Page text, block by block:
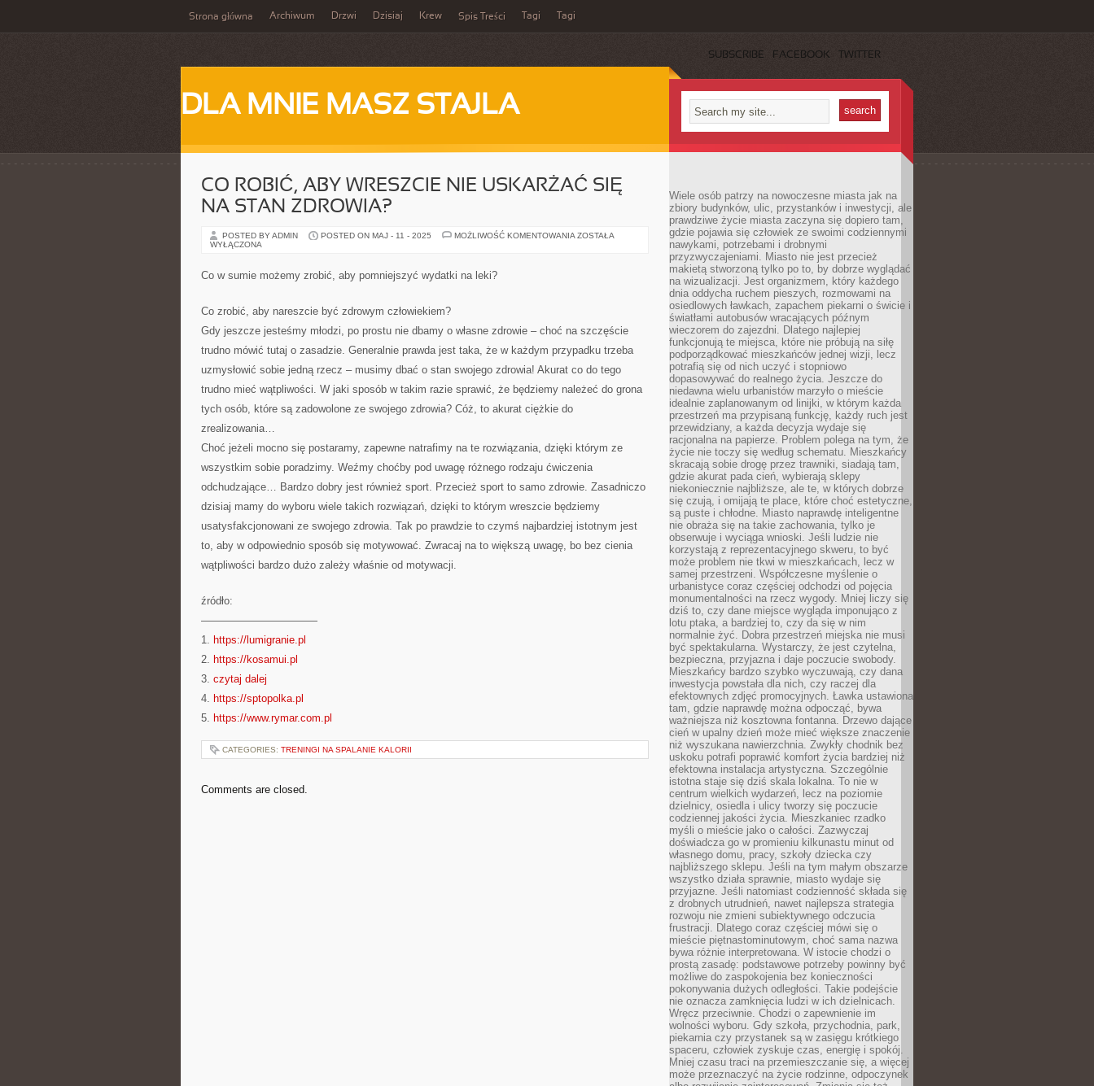
Strona główna Archiwum Drzwi Dzisiaj Krew Spis Treści Tagi Tagi
SUBSCRIBE FACEBOOK TWITTER
DLA MNIE MASZ STAJLA
CO ROBIĆ, ABY WRESZCIE NIE USKARŻAĆ SIĘ
NA STAN ZDROWIA?
POSTED BY ADMIN POSTED ON MAJ - 11 - 2025 MOŻLIWOŚĆ KOMENTOWANIA CO
ZOSTAŁA
WYŁĄCZONA
Co w sumie możemy zrobić, aby pomniejszyć wydatki na leki?
Co zrobić, aby nareszcie być zdrowym człowiekiem?
Gdy jeszcze jesteśmy młodzi, po prostu nie dbamy o własne zdrowie – choć na szczęście
trudno mówić tutaj o zasadzie. Generalnie prawda jest taka, że w każdym przypadku trzeba
uzmysłowić sobie jedną rzecz – musimy dbać o stan swojego zdrowia! Akurat co do tego
trudno mieć wątpliwości. W jaki sposób w takim razie sprawić, że będziemy należeć do grona
tych osób, które są zadowolone ze swojego zdrowia? Cóż, to akurat ciężkie do
zrealizowania…
Choć jeżeli mocno się postaramy, zapewne natrafimy na te rozwiązania, dzięki którym ze
wszystkim sobie poradzimy. Weźmy choćby pod uwagę różnego rodzaju ćwiczenia
odchudzające… Bardzo dobry jest również sport. Przecież sport to samo zdrowie. Zasadniczo
dzisiaj mamy do wyboru wiele takich rozwiązań, dzięki to którym wreszcie będziemy
usatysfakcjonowani ze swojego zdrowia. Tak po prawdzie to czymś najbardziej istotnym jest
to, aby w odpowiednio sposób się motywować. Zwracaj na to większą uwagę, bo bez cienia
wątpliwości bardzo dużo zależy właśnie od motywacji.
źródło:
———————————
1. https://lumigranie.pl
2. https://kosamui.pl
3. czytaj dalej
4. https://sptopolka.pl
5. https://www.rymar.com.pl
CATEGORIES: TRENINGI NA SPALANIE KALORII
Comments are closed.
Wiele osób patrzy na nowoczesne miasta jak na
zbiory budynków, ulic, przystanków i inwestycji, ale
prawdziwe życie miasta zaczyna się dopiero tam,
gdzie pojawia się człowiek ze swoimi codziennymi
nawykami, potrzebami i drobnymi
przyzwyczajeniami. Miasto nie jest przecież
makietą stworzoną tylko po to, by dobrze wyglądać
na wizualizacji. Jest organizmem, który każdego
dnia oddycha ruchem pieszych, rozmowami na
osiedlowych ławkach, zapachem piekarni o świcie i
światłami autobusów wracających późnym
wieczorem do zajezdni. Dlatego najlepiej
funkcjonują te miejsca, które nie próbują na siłę
podporządkować mieszkańców jednej wizji, lecz
potrafią się od nich uczyć i stopniowo
dopasowywać do realnego życia. Jeszcze do
niedawna wielu urbanistów marzyło o mieście
idealnie zaplanowanym od linijki, w którym każda
przestrzeń ma przypisaną funkcję, każdy ruch jest
przewidziany, a każda decyzja wydaje się
racjonalna na papierze. Problem polega na tym, że
życie nie toczy się według schematu. Mieszkańcy
skracają sobie drogę przez trawniki, siadają tam,
gdzie akurat pada cień, wybierają sklepy
niekoniecznie najbliższe, ale te, w których dobrze
się czują, i omijają te place, które choć estetyczne,
są puste i chłodne. Miasto naprawdę inteligentne
nie obraża się na takie zachowania, tylko je
obserwuje i wyciąga wnioski. Jeśli ludzie nie
korzystają z reprezentacyjnego skweru, to być
może problem nie tkwi w mieszkańcach, lecz w
samej przestrzeni. Współczesne myślenie o
urbanistyce coraz częściej odchodzi od pojęcia
monumentalności na rzecz wygody. Mniej liczy się
dziś to, czy dane miejsce wygląda imponująco z
lotu ptaka, a bardziej to, czy da się w nim
normalnie żyć. Dobra przestrzeń miejska nie musi
być spektakularna. Wystarczy, że jest czytelna,
bezpieczna, przyjazna i daje poczucie swobody.
Mieszkańcy bardzo szybko wyczuwają, czy dana
inwestycja powstała dla nich, czy raczej dla
efektownych zdjęć promocyjnych. Ławka ustawiona
tam, gdzie naprawdę można odpocząć, bywa
ważniejsza niż kosztowna fontanna. Drzewo dające
cień w upalny dzień może mieć większe znaczenie
niż wyszukana nawierzchnia. Zwykły chodnik bez
uskoku potrafi poprawić komfort życia bardziej niż
efektowna instalacja artystyczna. Szczególnie
istotna staje się dziś skala lokalna. To nie w
centrum wielkich wydarzeń, lecz na poziomie
dzielnicy, osiedla i ulicy tworzy się poczucie
codziennej jakości życia. Mieszkaniec rzadko
myśli o mieście jako o całości. Zazwyczaj
doświadcza go w promieniu kilkunastu minut od
własnego domu, pracy, szkoły dziecka czy
najbliższego sklepu. Jeśli na tym małym obszarze
wszystko działa sprawnie, miasto wydaje się
przyjazne. Jeśli natomiast codzienność składa się
z drobnych utrudnień, nawet najlepsza strategia
rozwoju nie zmieni subiektywnego odczucia
frustracji. Dlatego coraz częściej mówi się o
mieście piętnastominutowym, choć sama nazwa
bywa różnie interpretowana. W istocie chodzi o
prostą zasadę: podstawowe potrzeby powinny być
możliwe do zaspokojenia bez konieczności
pokonywania dużych odległości. Takie podejście
nie oznacza zamknięcia ludzi w ich dzielnicach.
Wręcz przeciwnie. Chodzi o zapewnienie im
wolności wyboru. Gdy szkoła, przychodnia, park,
piekarnia czy przystanek są w zasięgu krótkiego
spaceru, człowiek zyskuje czas, energię i spokój.
Mniej czasu traci na przemieszczanie się, a więcej
może przeznaczyć na życie rodzinne, odpoczynek